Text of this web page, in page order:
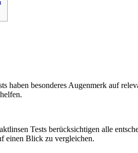
haben besonderes Augenmerk auf
Tests berücksichtigen alle
einen Blick zu vergleichen.